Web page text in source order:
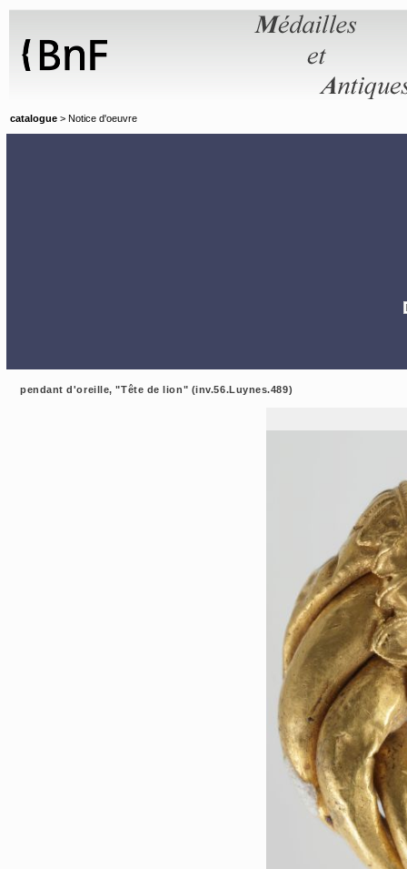
catalogue > Notice d'oeuvre
pendant d'oreille, "Tête de lion" (inv.56.Luynes.489)